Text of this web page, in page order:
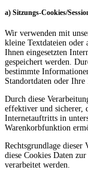
a) Sitzungs-Cookies/
Wir verwenden mit
kleine Textdateien oder
Ihnen eingesetzten
gespeichert werden.
bestimmte
Standortdaten oder
Durch diese
effektiver und sicherer,
Internetauftritts in
Warenkorbfunktion
Rechtsgrundlage
diese Cookies Daten
verarbeitet werden.